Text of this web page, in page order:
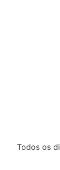
Todos os